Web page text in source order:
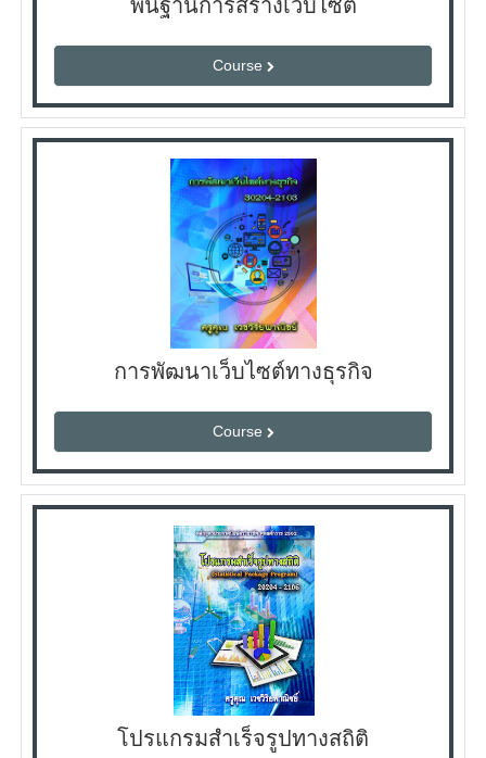
พื้นฐานการสร้างเว็บไซต์
Course
การพัฒนาเว็บไซต์ทางธุรกิจ
Course
โปรแกรมสำเร็จรูปทางสถิติ